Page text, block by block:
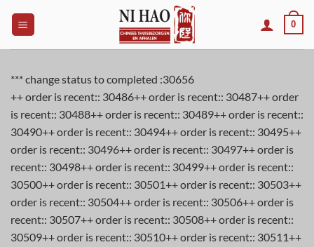
0
*** change status to completed :30656
++ order is recent:: 30486++ order is recent:: 30487++ order
is recent:: 30488++ order is recent:: 30489++ order is recent::
30490++ order is recent:: 30494++ order is recent:: 30495++
order is recent:: 30496++ order is recent:: 30497++ order is
recent:: 30498++ order is recent:: 30499++ order is recent::
30500++ order is recent:: 30501++ order is recent:: 30503++
order is recent:: 30504++ order is recent:: 30506++ order is
recent:: 30507++ order is recent:: 30508++ order is recent::
30509++ order is recent:: 30510++ order is recent:: 30511++